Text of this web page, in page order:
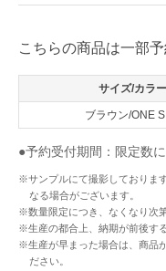
こちらの商品は一部
サイズ/カラー
ブラウン/ONE
●予約受付期間：限定数
※サンプルにて撮影しておりま
なる場合がございます。
※数量限定につき、なくなり次
※生産の都合上、納期が前後す
※生産が早まった場合は、商品
ださい。